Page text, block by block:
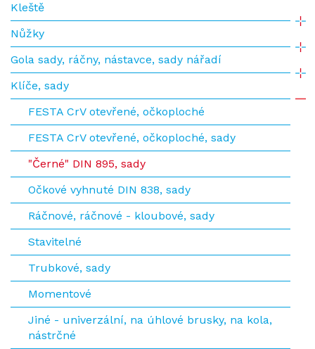
Kleště
Nůžky
Gola sady, ráčny, nástavce, sady nářadí
Klíče, sady
FESTA CrV otevřené, očkoploché
FESTA CrV otevřené, očkoploché, sady
"Černé" DIN 895, sady
Očkové vyhnuté DIN 838, sady
Ráčnové, ráčnové - kloubové, sady
Stavitelné
Trubkové, sady
Momentové
Jiné - univerzální, na úhlové brusky, na kola,
nástrčné